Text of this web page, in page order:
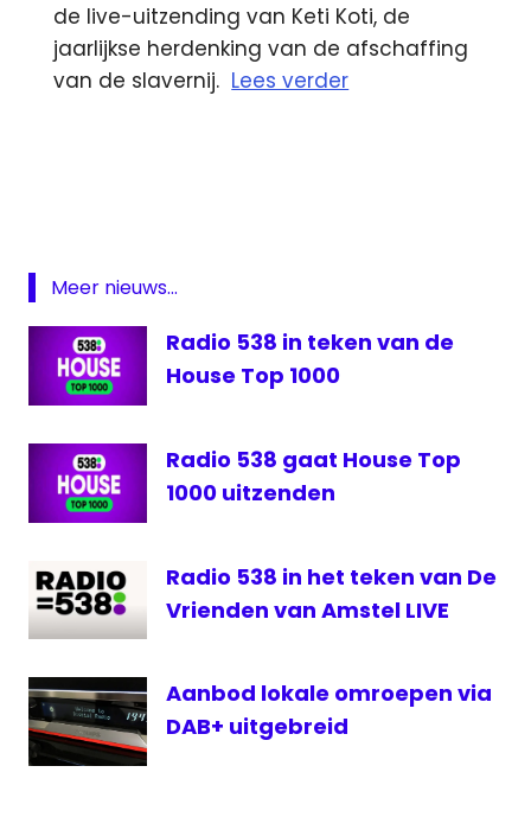
de live-uitzending van Keti Koti, de
jaarlijkse herdenking van de afschaffing
van de slavernij. Lees verder
Flevoland
Radio
538
Twente
ViceTV
Meer nieuws...
Radio 538 in teken van de
House Top 1000
Radio 538 gaat House Top
1000 uitzenden
Radio 538 in het teken van De
Vrienden van Amstel LIVE
Aanbod lokale omroepen via
DAB+ uitgebreid